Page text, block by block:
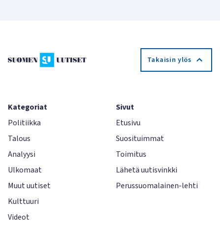
Takaisin ylös
Kategoriat
Politiikka
Talous
Analyysi
Ulkomaat
Muut uutiset
Kulttuuri
Videot
Sivut
Etusivu
Suosituimmat
Toimitus
Lähetä uutisvinkki
Perussuomalainen-lehti